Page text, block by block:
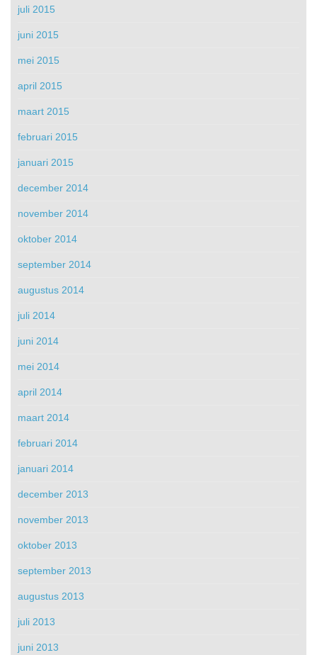
juli 2015
juni 2015
mei 2015
april 2015
maart 2015
februari 2015
januari 2015
december 2014
november 2014
oktober 2014
september 2014
augustus 2014
juli 2014
juni 2014
mei 2014
april 2014
maart 2014
februari 2014
januari 2014
december 2013
november 2013
oktober 2013
september 2013
augustus 2013
juli 2013
juni 2013